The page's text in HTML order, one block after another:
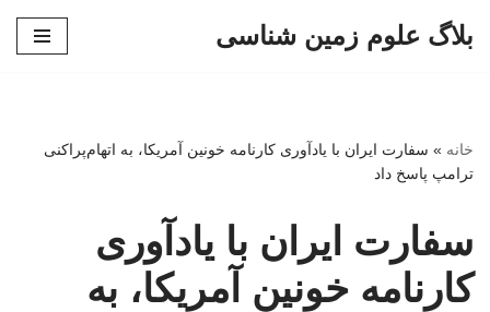
بلاگ علوم زمین شناسی
خانه » سفارت ایران با یادآوری کارنامه خونین آمریکا، به اتهام‌پراکنی
ترامپ پاسخ داد
سفارت ایران با یادآوری
کارنامه خونین آمریکا، به